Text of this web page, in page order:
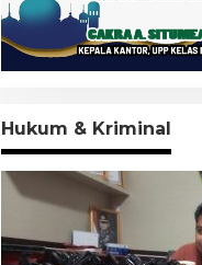
Hukum & Kriminal